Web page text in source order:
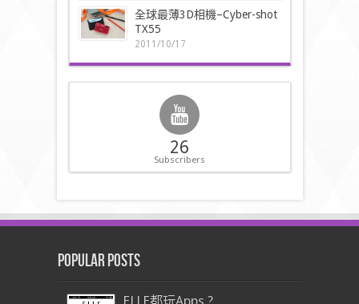
全球最薄3D相機–Cyber-shot
TX55
2011/10/17
26
Subscribers
Popular Posts